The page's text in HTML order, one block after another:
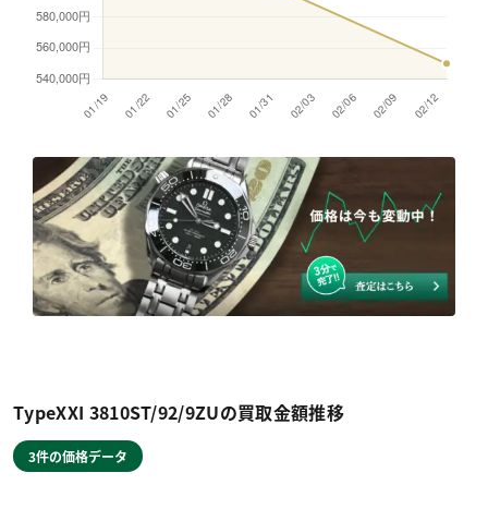
TypeXXI 3810ST/92/9ZUの買取金額推移
3件の価格データ